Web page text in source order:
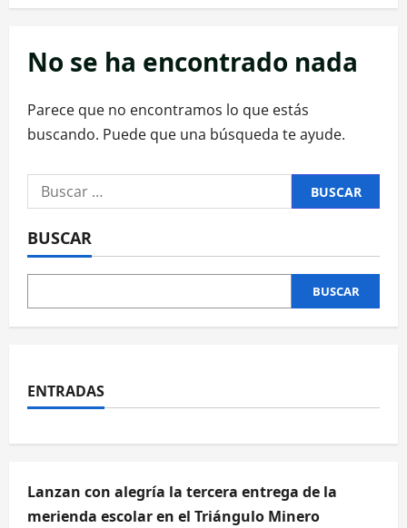
No se ha encontrado nada
Parece que no encontramos lo que estás
buscando. Puede que una búsqueda te ayude.
Buscar:
BUSCAR
BUSCAR
ENTRADAS
Lanzan con alegría la tercera entrega de la
merienda escolar en el Triángulo Minero